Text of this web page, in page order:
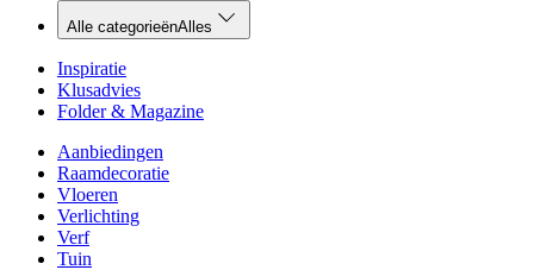
Alle categorieënAlles
Inspiratie
Klusadvies
Folder & Magazine
Aanbiedingen
Raamdecoratie
Vloeren
Verlichting
Verf
Tuin